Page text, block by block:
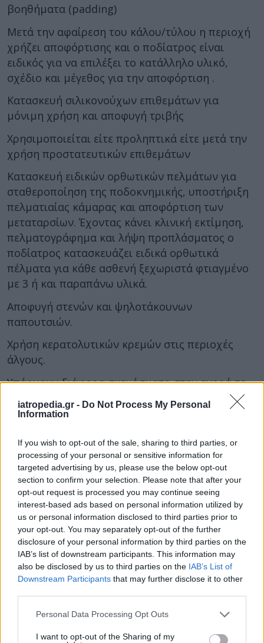
iatropedia.gr - Do Not Process My Personal
Information
If you wish to opt-out of the sale, sharing to third parties, or
processing of your personal or sensitive information for
targeted advertising by us, please use the below opt-out
section to confirm your selection. Please note that after your
opt-out request is processed you may continue seeing
interest-based ads based on personal information utilized by
us or personal information disclosed to third parties prior to
your opt-out. You may separately opt-out of the further
disclosure of your personal information by third parties on the
IAB’s list of downstream participants. This information may
also be disclosed by us to third parties on the IAB’s List of
Downstream Participants that may further disclose it to other
Personal Data Processing Opt Outs
I want to opt-out of the Sharing of my
βοηθήματα (padding)
Μετά την αφαίρεση του κάλου/τύλου η περιοχή
χρήζει αποφόρτισης και ο ποδίατρος είναι
ειδικός για να επιλέξει το κατάλληλο υλικό,
σχέδιο και μέγεθος για την αποφόρτιση .
Κατασκευή σιλικονούχων επιθεμάτων για
μόνιμη χρήση και αποφυγή τριβής
Χρησιμοποιείται είτε προληπτικά είτε μετά την
χρήση προστατευτικών επιθεμάτων
Κατασκευή ειδικών ορθωτικών πελμάτων για
σταθεροποίηση της ποδοκνημικής, υποστήριξη
πελματιαίας κάμαρας και αποφόρτιση των
μεταταρσίων. Έχοντας κάνει κλινική εκτίμηση,
πελματογράφημα και λήψη προπλάσματος ο
ποδίατρος κατασκευάζει ειδικά ορθωτικά
πέλματα για κάθε ασθενή ξεχωριστά φτιαγμένο
με 3 ή και παραπάνω υλικά.
Αποφυγή στενών και ψηλοτάκουνων
παπουτσιών.
Χρήση κερατολυτικών κρεμών στις περιοχές
άλγους.
Υπάρχουν διάφορα σκευάσματα στην αγορά τα
όποια περιέχουν από 5% έως 20% ουρία η οποία
βοηθά στην διάσπαση νεκρών κύτταρων και
αυτές κατασκευάζονται επίσης και από τους
φαρμακοποιούς με την ανάλογη συνταγή του
ποδιάτρου.
Η μεταταρσαλγία είναι αντιμετωπίσιμη χωρίς
χειρουργική επέμβαση μόνο με μια επίσκεψη
στον ποδίατρο. Έτσι από τα πρώτα κιόλας
συμπτώματα απευθυνόμαστε σε αυτόν για μια
αποτελεσματική θεραπεία.
Ακούστε τα πόδια σας και επισπευτείτε έγκαιρα
τον ποδίατρο για να σας δώσει την λύση που
αρμόζει στην δική σας περίπτωση.